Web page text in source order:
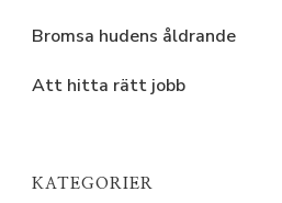
Bromsa hudens åldrande
Att hitta rätt jobb
KATEGORIER